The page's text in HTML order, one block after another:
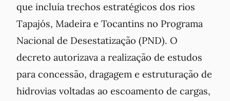
que incluía trechos estratégicos dos rios
Tapajós, Madeira e Tocantins no Programa
Nacional de Desestatização (PND). O
decreto autorizava a realização de estudos
para concessão, dragagem e estruturação de
hidrovias voltadas ao escoamento de cargas,